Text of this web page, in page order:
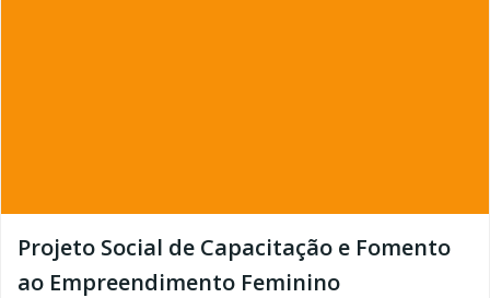
Projeto Social de Capacitação e Fomento
ao Empreendimento Feminino